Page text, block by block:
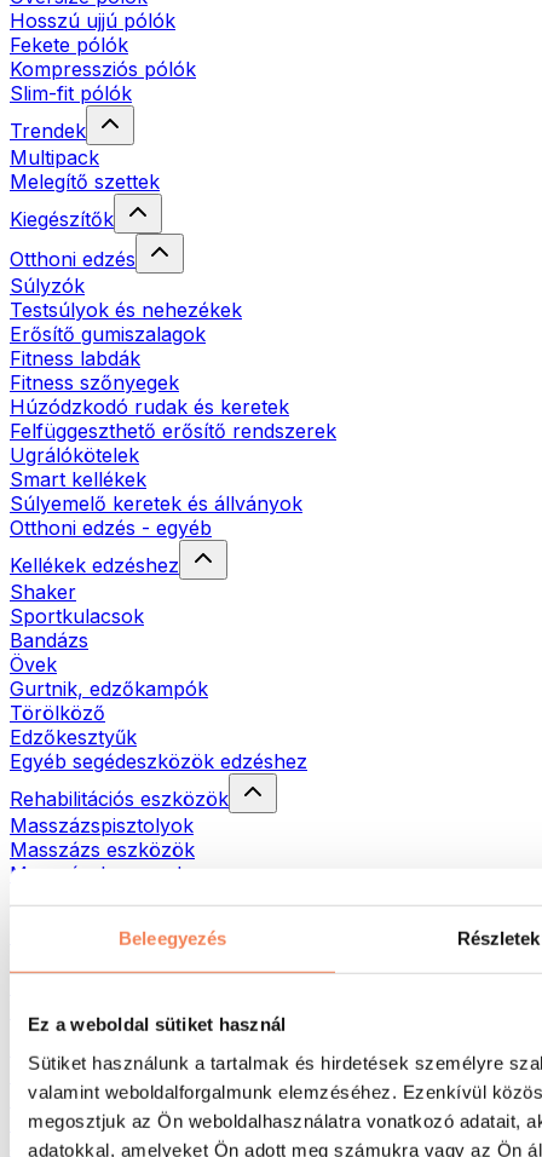
Beleegyezés Részletek
Ez a weboldal sütiket használ
Sütiket használunk a tartalmak és hirdetések személyre
valamint weboldalforgalmunk elemzéséhez. Ezenkívül
megosztjuk az Ön weboldalhasználatra vonatkozó adatait,
adatokkal, amelyeket Ön adott meg számukra vagy az Ön
Hosszú ujjú pólók
Fekete pólók
Kompressziós pólók
Slim-fit pólók
Trendek
Multipack
Melegítő szettek
Kiegészítők
Otthoni edzés
Súlyzók
Testsúlyok és nehezékek
Erősítő gumiszalagok
Fitness labdák
Fitness szőnyegek
Húzódzkodó rudak és keretek
Felfüggeszthető erősítő rendszerek
Ugrálókötelek
Smart kellékek
Súlyemelő keretek és állványok
Otthoni edzés - egyéb
Kellékek edzéshez
Shaker
Sportkulacsok
Bandázs
Övek
Gurtnik, edzőkampók
Törölköző
Edzőkesztyűk
Egyéb segédeszközök edzéshez
Rehabilitációs eszközök
Masszázspisztolyok
Masszázs eszközök
Masszázshengerek
Táskák & hátizsákok
Hátizsákok
Futás
Küzdősportok
Kerékpározás
Jóga és pilates